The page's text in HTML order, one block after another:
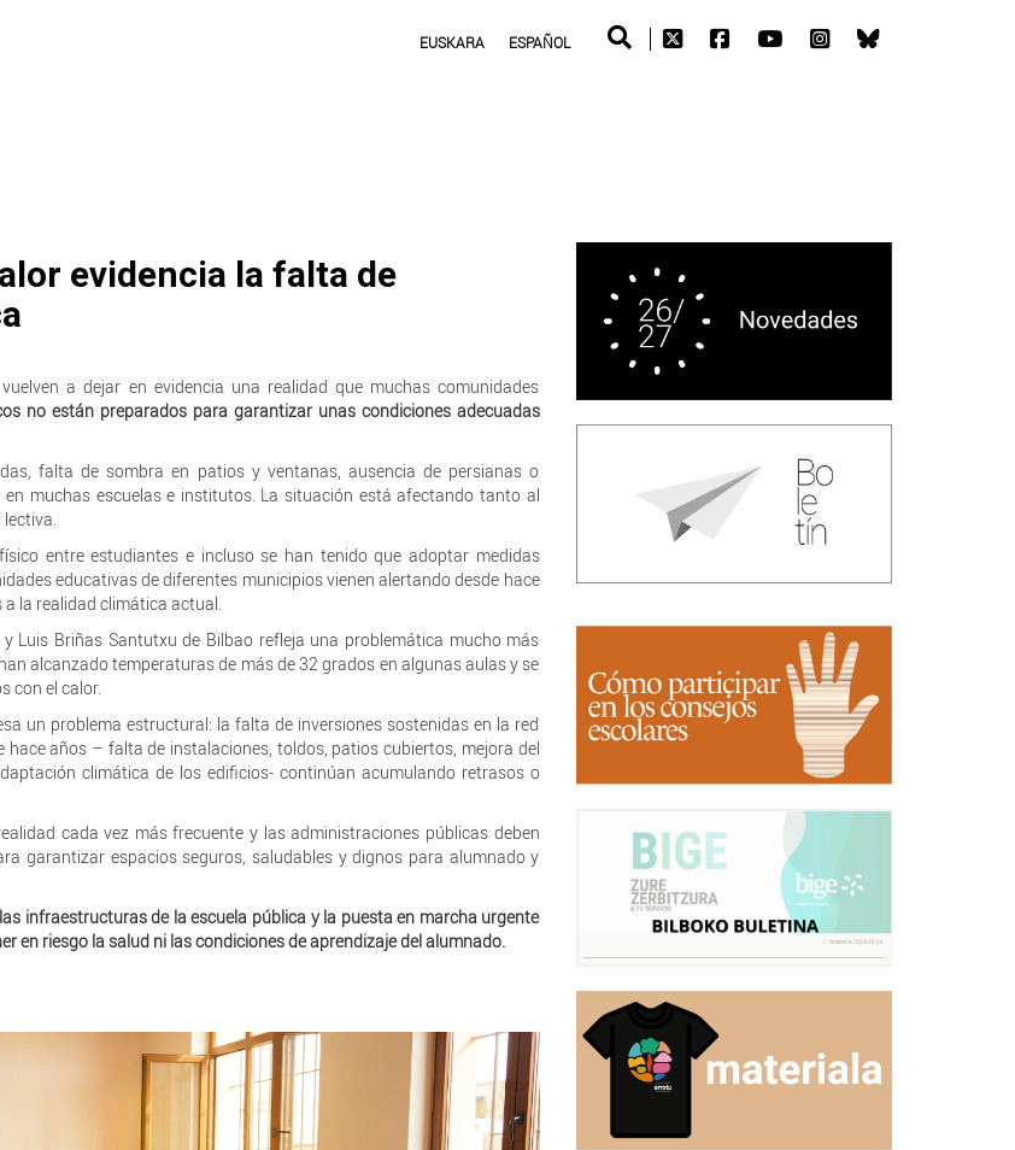
EUSKARA ESPAÑOL
evidencia la falta de
a dejar en evidencia una realidad que muchas comunidades
no están preparados para garantizar unas condiciones adecuadas
falta de sombra en patios y ventanas, ausencia de persianas o
muchas escuelas e institutos. La situación está afectando tanto al
entre estudiantes e incluso se han tenido que adoptar medidas
educativas de diferentes municipios vienen alertando desde hace
la realidad climática actual.
Luis Briñas Santutxu de Bilbao refleja una problemática mucho más
alcanzado temperaturas de más de 32 grados en algunas aulas y se
con el calor.
un problema estructural: la falta de inversiones sostenidas en la red
años – falta de instalaciones, toldos, patios cubiertos, mejora del
climática de los edificios- continúan acumulando retrasos o
cada vez más frecuente y las administraciones públicas deben
garantizar espacios seguros, saludables y dignos para alumnado y
infraestructuras de la escuela pública y la puesta en marcha urgente
riesgo la salud ni las condiciones de aprendizaje del alumnado.